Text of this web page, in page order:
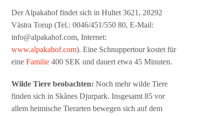
Der Alpakahof findet sich in Hultet 3621, 28292
Västra Torup (Tel.: 0046/451/550 80, E-Mail:
info@alpakahof.com, Internet:
www.alpakahof.com). Eine Schnuppertour kostet für
eineFamilie 400 SEK und dauert etwa 45 Minuten.
Wilde Tiere beobachten: Noch mehr wilde Tiere
finden sich in Skånes Djurpark. Insgesamt 85 vor
allem heimische Tierarten bewegen sich auf dem